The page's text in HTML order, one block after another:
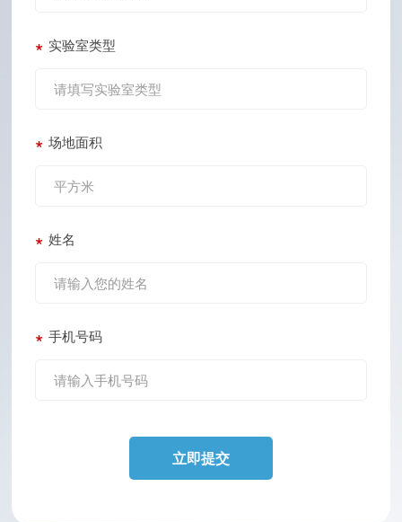
* 实验室类型
* 场地面积
* 姓名
* 手机号码